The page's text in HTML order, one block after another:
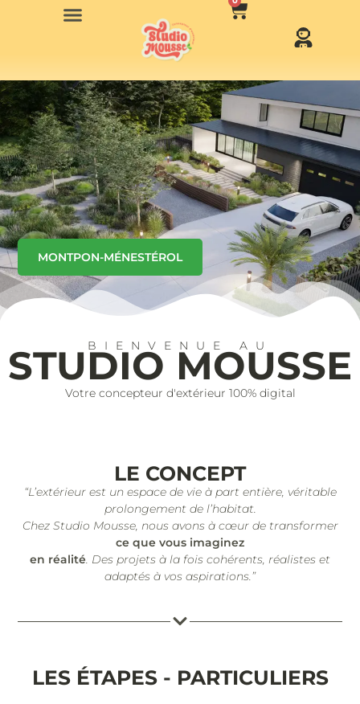
MONTPON-MÉNESTÉROL
BIENVENUE AU
STUDIO MOUSSE
Votre concepteur d'extérieur 100% digital
LE CONCEPT
“L’extérieur est un espace de vie à part entière, véritable
prolongement de l’habitat.
Chez Studio Mousse, nous avons à cœur de transformer
ce que vous imaginez
en réalité. Des projets à la fois cohérents, réalistes et
adaptés à vos aspirations.”
LES ÉTAPES - PARTICULIERS